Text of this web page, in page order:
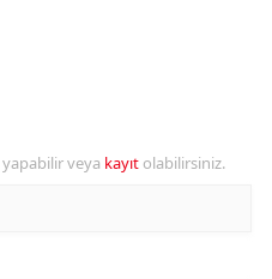
yapabilir veya kayıt olabilirsiniz.